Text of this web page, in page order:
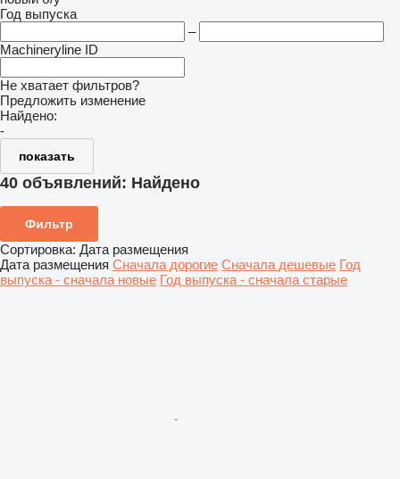
Год выпуска
–
Machineryline ID
Не хватает фильтров?
Предложить изменение
Найдено:
-
показать
40 объявлений: Найдено
Фильтр
Сортировка: Дата размещения
Дата размещения Сначала дорогие Сначала дешевые Год
выпуска - сначала новые Год выпуска - сначала старые